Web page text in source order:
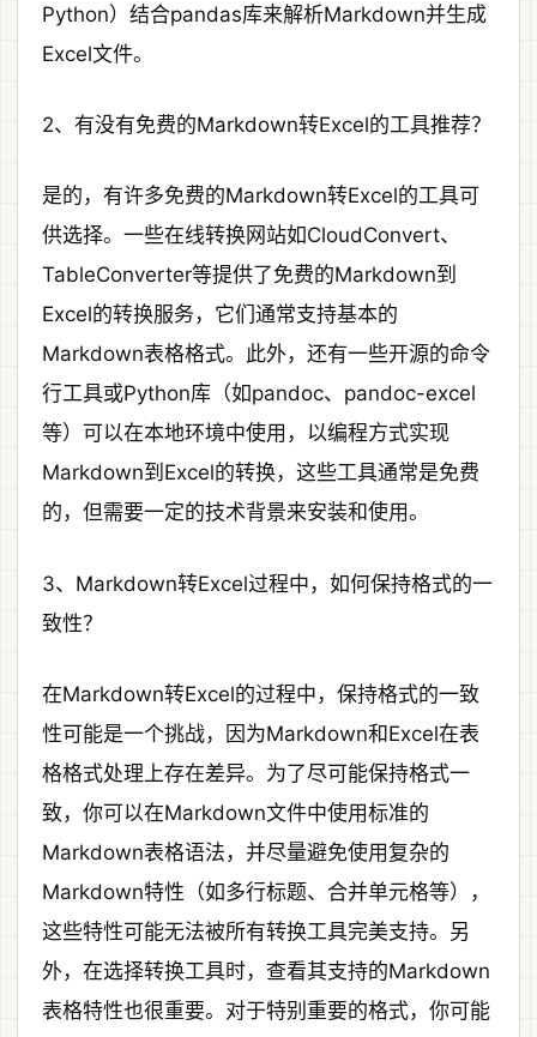
Python）结合pandas库来解析Markdown并生成
Excel文件。
2、有没有免费的Markdown转Excel的工具推荐？
是的，有许多免费的Markdown转Excel的工具可
供选择。一些在线转换网站如CloudConvert、
TableConverter等提供了免费的Markdown到
Excel的转换服务，它们通常支持基本的
Markdown表格格式。此外，还有一些开源的命令
行工具或Python库（如pandoc、pandoc-excel
等）可以在本地环境中使用，以编程方式实现
Markdown到Excel的转换，这些工具通常是免费
的，但需要一定的技术背景来安装和使用。
3、Markdown转Excel过程中，如何保持格式的一
致性？
在Markdown转Excel的过程中，保持格式的一致
性可能是一个挑战，因为Markdown和Excel在表
格格式处理上存在差异。为了尽可能保持格式一
致，你可以在Markdown文件中使用标准的
Markdown表格语法，并尽量避免使用复杂的
Markdown特性（如多行标题、合并单元格等），
这些特性可能无法被所有转换工具完美支持。另
外，在选择转换工具时，查看其支持的Markdown
表格特性也很重要。对于特别重要的格式，你可能